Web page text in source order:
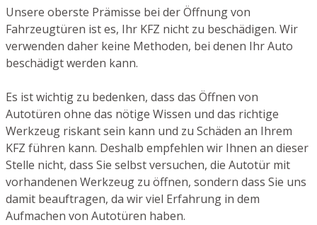
Unsere oberste Prämisse bei der Öffnung von
Fahrzeugtüren ist es, Ihr KFZ nicht zu beschädigen. Wir
verwenden daher keine Methoden, bei denen Ihr Auto
beschädigt werden kann.
Es ist wichtig zu bedenken, dass das Öffnen von
Autotüren ohne das nötige Wissen und das richtige
Werkzeug riskant sein kann und zu Schäden an Ihrem
KFZ führen kann. Deshalb empfehlen wir Ihnen an dieser
Stelle nicht, dass Sie selbst versuchen, die Autotür mit
vorhandenen Werkzeug zu öffnen, sondern dass Sie uns
damit beauftragen, da wir viel Erfahrung in dem
Aufmachen von Autotüren haben.